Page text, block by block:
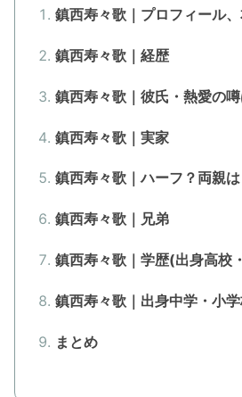
鎮西寿々歌｜プロフィール
鎮西寿々歌｜経歴
鎮西寿々歌｜彼氏・熱愛の噂
鎮西寿々歌｜実家
鎮西寿々歌｜ハーフ？両親は
鎮西寿々歌｜兄弟
鎮西寿々歌｜学歴(出身高校
鎮西寿々歌｜出身中学・小学
まとめ